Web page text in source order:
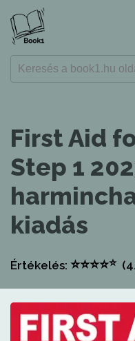
First Aid
Step 1
kiadás
Értékelés: ⭐⭐⭐⭐⭐